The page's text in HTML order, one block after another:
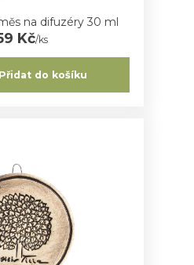
na difuzéry 30 ml
Kč/ks
Přidat do košíku